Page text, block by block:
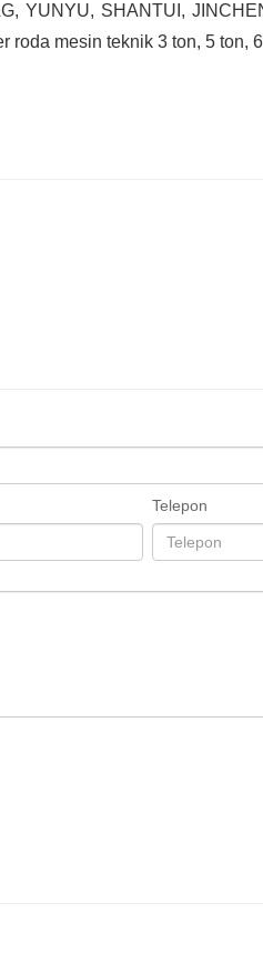
YUNYU, SHANTUI,
roda mesin teknik 3 ton, 5 ton,
Telepon